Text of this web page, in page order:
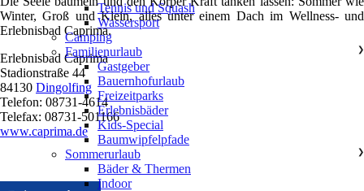
Winter, Groß und Klein, alles unter einem Dach im Wellness- und
Erlebnisbad Caprima.
Erlebnisbad Caprima
Stadionstraße 44
84130 Dingolfing
Telefon: 08731-4614
Telefax: 08731-501166
www.caprima.de
Tennis und Squash
Wassersport
Camping
Familienurlaub
❯
Gastgeber
Bauernhofurlaub
Freizeitparks
Erlebnisbäder
Kids-Special
Baumwipfelpfade
Sommerurlaub
❯
Bäder & Thermen
Indoor